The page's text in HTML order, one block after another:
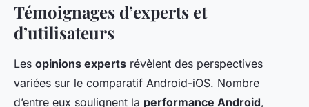
Témoignages d’experts et
d’utilisateurs
Les opinions experts révèlent des perspectives
variées sur le comparatif Android-iOS. Nombre
d’entre eux soulignent la performance Android,